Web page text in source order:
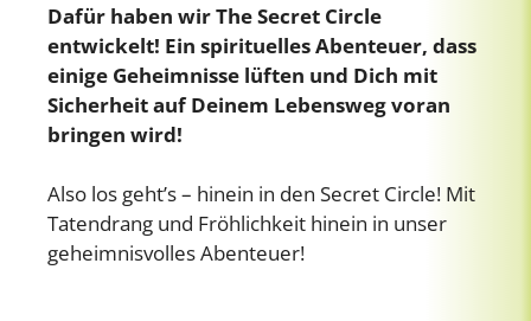
Dafür haben wir The Secret Circle
entwickelt! Ein spirituelles Abenteuer, dass
einige Geheimnisse lüften und Dich mit
Sicherheit auf Deinem Lebensweg voran
bringen wird!
Also los geht’s – hinein in den Secret Circle! Mit
Tatendrang und Fröhlichkeit hinein in unser
geheimnisvolles Abenteuer!